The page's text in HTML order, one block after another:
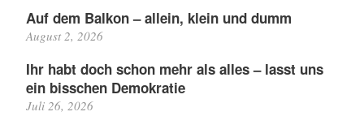
Auf dem Balkon – allein, klein und dumm
August 2, 2026
Ihr habt doch schon mehr als alles – lasst uns
ein bisschen Demokratie
Juli 26, 2026